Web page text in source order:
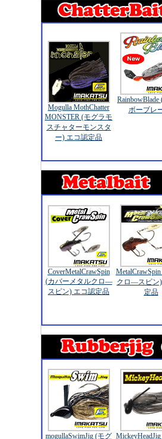
Mogulla MothChatter
MONSTER (モグラモ
スチャターモンスタ
ー) エコ認定品
ボーブレ
CoverMetalCrawSpin
(カバーメタルクロ―
スピン) エコ認定品
クロ―スピン
定品
mogullaSwimJig (モグ